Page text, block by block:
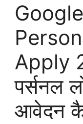
Apply
पर्सनल
आवेदन